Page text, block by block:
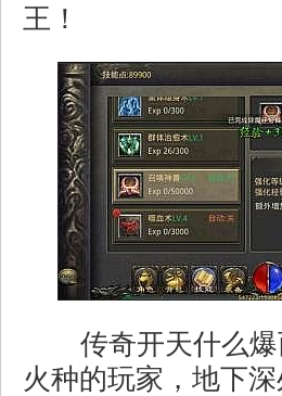
王！
传奇开天什么
火种的玩家，地下